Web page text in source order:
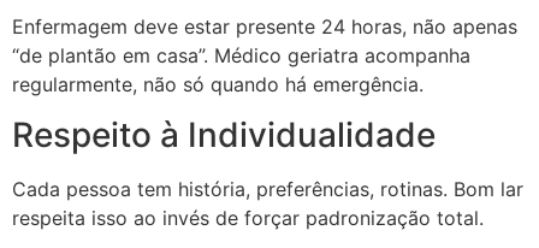
Enfermagem deve estar presente 24 horas, não apenas
“de plantão em casa”. Médico geriatra acompanha
regularmente, não só quando há emergência.
Respeito à Individualidade
Cada pessoa tem história, preferências, rotinas. Bom lar
respeita isso ao invés de forçar padronização total.